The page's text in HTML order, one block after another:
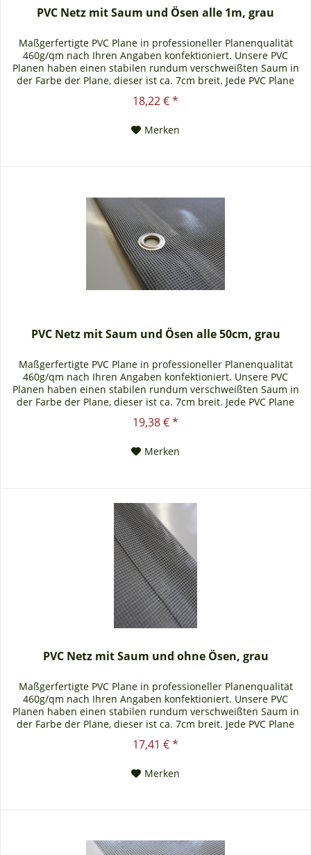
PVC Netz mit Saum und Ösen alle 1m, grau
Maßgerfertigte PVC Plane in professioneller Planenqualität
460g/qm nach Ihren Angaben konfektioniert. Unsere PVC
Planen haben einen stabilen rundum verschweißten Saum in
der Farbe der Plane, dieser ist ca. 7cm breit. Jede PVC Plane
lässt sich bei uns mit verzinkten Ösen oder auf Wunsch auch
mit Edelstahlösen ausstatten. Die PVC Plane ist UV-stabilisiert
18,22 € *
Merken
PVC Netz mit Saum und Ösen alle 50cm, grau
Maßgerfertigte PVC Plane in professioneller Planenqualität
460g/qm nach Ihren Angaben konfektioniert. Unsere PVC
Planen haben einen stabilen rundum verschweißten Saum in
der Farbe der Plane, dieser ist ca. 7cm breit. Jede PVC Plane
lässt sich bei uns mit verzinkten Ösen oder auf Wunsch auch
mit Edelstahlösen ausstatten. Die PVC Plane ist UV-stabilisiert
19,38 € *
Merken
PVC Netz mit Saum und ohne Ösen, grau
Maßgerfertigte PVC Plane in professioneller Planenqualität
460g/qm nach Ihren Angaben konfektioniert. Unsere PVC
Planen haben einen stabilen rundum verschweißten Saum in
der Farbe der Plane, dieser ist ca. 7cm breit. Jede PVC Plane
mit Edelstahlösen ausstatten. Die PVC Plane ist UV-stabilisiert
17,41 € *
Merken